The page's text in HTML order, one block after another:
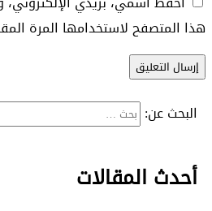
هذا المتصفح لاستخدامها المرة
البحث عن:
أحدث المقالات